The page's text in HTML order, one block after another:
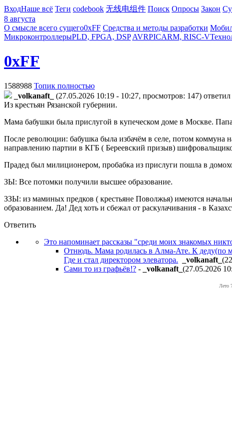
ВходНаше всё Теги codebook 无线电组件 Поиск Опросы Закон
8 августа
О смысле всего сущего0xFF Средства и методы разработки
МикроконтроллерыPLD, FPGA, DSP AVRPICARM, RISC-V
0xFF
1588988 Топик полностью
_volkanaft_
(27.05.2026 10:19 - 10:27, просмотров: 147) ответил
Из крестьян Рязанской губернии.
Мама бабушки была прислугой в купеческом доме в Москве.
После революции: бабушка была избачём в селе, потом коммуна
направлению партии в КГБ ( Береевский призыв)
Прадед был милиционером, пробабка из прислуги пошла в
ЗЫ: Все потомки получили высшее образование.
ЗЗЫ: из маминых предков ( крестьяне Поволжья) имеются
образованием. Да! Дед хоть и сбежал от раскулачивания - в
Ответить
Это напоминает рассказы "среди моих знакомых
Отнюдь. Мама родилась в Алма-Ате. К деду(по
Где и стал директором элеватора.
_volkanaft_
Сами то из графьёв!? - _volkanaft_ (27.05.2026
Лето